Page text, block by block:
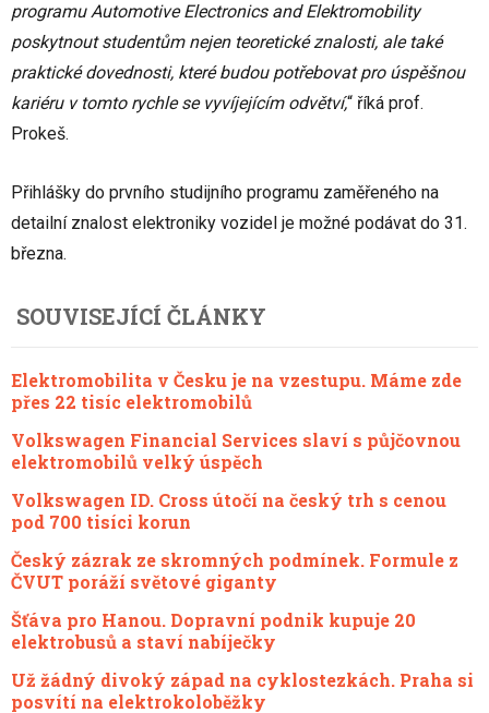
programu Automotive Electronics and Elektromobility
poskytnout studentům nejen teoretické znalosti, ale také
praktické dovednosti, které budou potřebovat pro úspěšnou
kariéru v tomto rychle se vyvíjejícím odvětví,“ říká prof.
Prokeš.
Přihlášky do prvního studijního programu zaměřeného na
detailní znalost elektroniky vozidel je možné podávat do 31.
března.
SOUVISEJÍCÍ ČLÁNKY
Elektromobilita v Česku je na vzestupu. Máme zde
přes 22 tisíc elektromobilů
Volkswagen Financial Services slaví s půjčovnou
elektromobilů velký úspěch
Volkswagen ID. Cross útočí na český trh s cenou
pod 700 tisíci korun
Český zázrak ze skromných podmínek. Formule z
ČVUT poráží světové giganty
Šťáva pro Hanou. Dopravní podnik kupuje 20
elektrobusů a staví nabíječky
Už žádný divoký západ na cyklostezkách. Praha si
posvítí na elektrokoloběžky